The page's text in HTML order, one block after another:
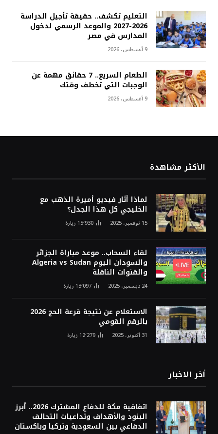
التعليم تكشف.. حقيقة تأجيل الدراسة
2026-2027 والموعد الرسمي لدخول
المدارس في مصر
9 أغسطس، 2026
الطعام السريع.. 7 حقائق مهمة عن
الوجبات التي تخطف وقتك
9 أغسطس، 2026
الأكثر مشاهدة
لماذا أثار فيديو أميرة الذهب مع
الخليجي كل هذا الجدل؟
15 نوفمبر، 2025 15٬930 زيارة
لقاء السحاب.. موعد مباراة الجزائر
والسودان اليوم Algeria vs Sudan
والقنوات الناقلة
24 ديسمبر، 2025 13٬097 زيارة
الاستعلام عن نتيجة قرعة الحج 2026
بالرقم القومي
31 أكتوبر، 2025 12٬279 زيارة
أخر الاخبار
اتفاقية مكة للدفاع المشترك 2026.. أبرز
البنود والأهداف وتداعيات التحالف
الدفاعي بين السعودية وتركيا وباكستان